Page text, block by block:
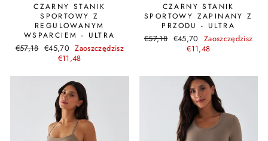
CZARNY STANIK
SPORTOWY Z
REGULOWANYM
WSPARCIEM - ULTRA
Cena
€57,18 Cena
promocyjna
€45,70 Zaoszczędzisz
€11,48
CZARNY STANIK
SPORTOWY ZAPINANY Z
PRZODU - ULTRA
Cena
€57,18 Cena
promocyjna
€45,70 Zaoszczędzisz
€11,48